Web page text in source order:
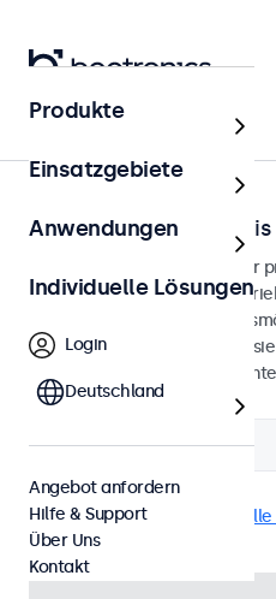
Startseite
VGA-Monitore von 7 bis
VGA-Monitore, entwickelt für
und den kontinuierlichen
umfangreiche
Montageoptionen, wodurch
Anwendung und Umgebung
Filtern (1)
VGA 27 Zoll Monitore
Produkte
Einsatzgebiete
Anwendungen
Individuelle Lösungen
Login
Deutschland
Angebot anfordern
Hilfe & Support
Über Uns
Kontakt